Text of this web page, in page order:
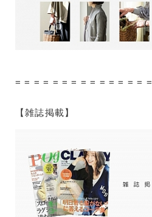
= = = = = = = = = = = = = = =
【雑誌掲載】